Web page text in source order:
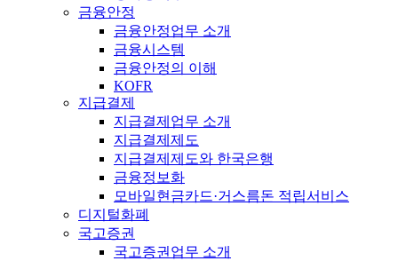
금융안정
금융안정업무 소개
금융시스템
금융안정의 이해
KOFR
지급결제
지급결제업무 소개
지급결제제도
지급결제제도와 한국은행
금융정보화
모바일현금카드·거스름돈 적립서비스
디지털화폐
국고증권
국고증권업무 소개